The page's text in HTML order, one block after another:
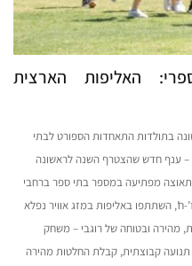
האליפות הארצית
בתולדות התאחדות הספורט לבתי
– ענף חדש שהצטרף השנה לראשונה
תאוצה מפתיעה במספר בתי ספר ברחבי
ז’-ח’, השתתפו באליפות במזג אוויר נפלא
מהירה ובטוחה של רוגבי – משחק
קבוצתית, קבלת החלטות מהירה